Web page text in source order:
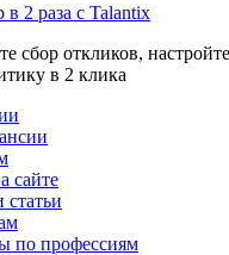
в 2 раза с Talantix
сбор откликов,
в 2 клика
сайте
по профессиям